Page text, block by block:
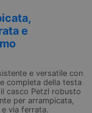
e
e versatile con
completa della testa
il casco Petzl robusto
per arrampicata,
via ferrata.